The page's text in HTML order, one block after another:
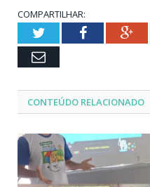
COMPARTILHAR:
TwitterFacebook
Email
CONTEÚDO RELACIONADO